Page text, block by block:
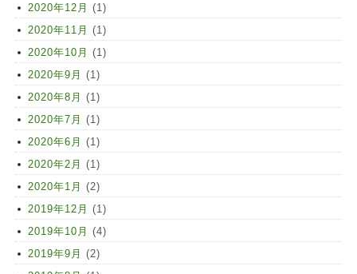
2020年12月 (1)
2020年11月 (1)
2020年10月 (1)
2020年9月 (1)
2020年8月 (1)
2020年7月 (1)
2020年6月 (1)
2020年2月 (1)
2020年1月 (2)
2019年12月 (1)
2019年10月 (4)
2019年9月 (2)